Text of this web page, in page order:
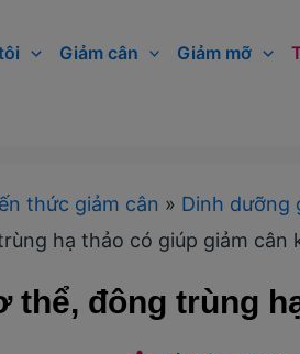
Giảm cân Giảm mỡ
thức giảm cân
Dinh dưỡng
hạ thảo có giúp giảm cân
thể, đông trùng